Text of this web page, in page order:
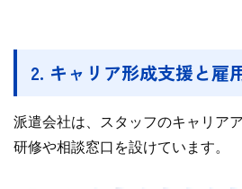
2. キャリア形成支援と雇
派遣会社は、スタッフのキャリア
研修や相談窓口を設けています。